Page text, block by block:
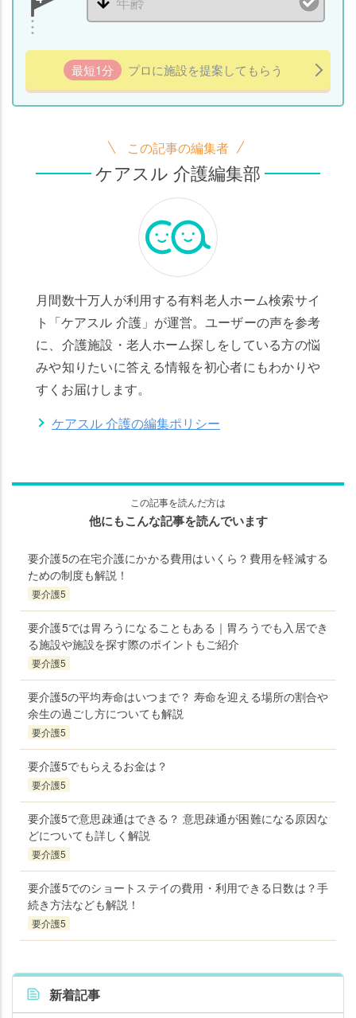
最短1分 プロに施設を提案してもらう
この記事の編集者
ケアスル 介護編集部
月間数十万人が利用する有料老人ホーム検索サイ
ト「ケアスル 介護」が運営。ユーザーの声を参考
に、介護施設・老人ホーム探しをしている方の悩
みや知りたいに答える情報を初心者にもわかりや
すくお届けします。
ケアスル 介護の編集ポリシー
この記事を読んだ方は
他にもこんな記事を読んでいます
要介護5の在宅介護にかかる費用はいくら？費用を軽減する
ための制度も解説！
要介護5
要介護5では胃ろうになることもある｜胃ろうでも入居でき
る施設や施設を探す際のポイントもご紹介
要介護5
要介護5の平均寿命はいつまで？ 寿命を迎える場所の割合や
余生の過ごし方についても解説
要介護5
要介護5でもらえるお金は？
要介護5
要介護5で意思疎通はできる？ 意思疎通が困難になる原因な
どについても詳しく解説
要介護5
要介護5でのショートステイの費用・利用できる日数は？手
続き方法なども解説！
要介護5
新着記事